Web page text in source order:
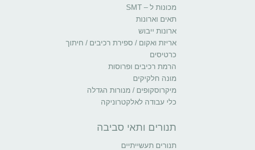
מכונות ל – SMT
תאים וארונות
ארונות ייבוש
אריזת ואקום / ספירת רכיבים / חיתוך
כרטיסים
הרמת רכיבים ופרוסות
מונה חלקיקים
מיקרוסקופים / מנורות הגדלה
כלי עבודה לאלקטרוניקה
תנורים ותאי סביבה
תנורים תעשייתיים